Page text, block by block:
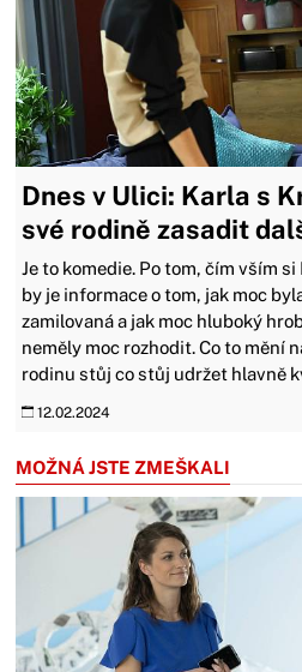
Dnes v Ulici: Karla s
své rodině zasadit
Je to komedie. Po tom, čím vším
by je informace o tom, jak moc
zamilovaná a jak moc hluboký
neměly moc rozhodit. Co to mění
rodinu stůj co stůj udržet hlavně
12.02.2024
MOŽNÁ JSTE ZMEŠKALI